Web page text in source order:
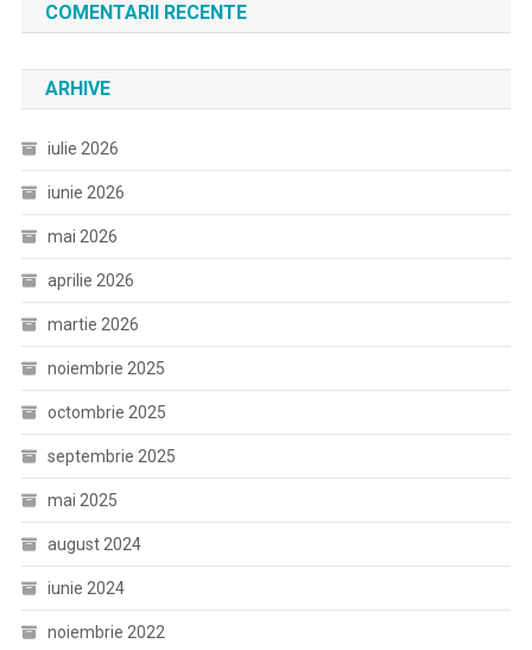
COMENTARII RECENTE
ARHIVE
iulie 2026
iunie 2026
mai 2026
aprilie 2026
martie 2026
noiembrie 2025
octombrie 2025
septembrie 2025
mai 2025
august 2024
iunie 2024
noiembrie 2022